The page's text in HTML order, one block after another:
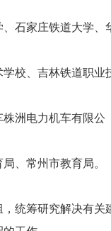
石家庄铁道大学、
校、吉林铁道职业
洲电力机车有限公
、常州市教育局。
统筹研究解决有关